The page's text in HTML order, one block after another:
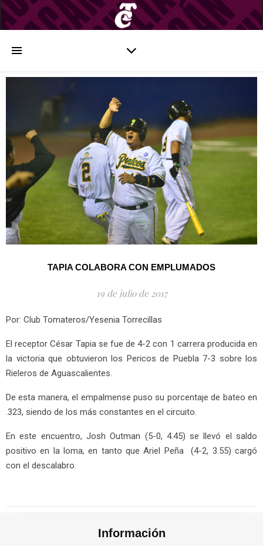
TAPIA COLABORA CON EMPLUMADOS
19 de julio de 2017
Por: Club Tomateros/Yesenia Torrecillas
El receptor César Tapia se fue de 4-2 con 1 carrera producida en
la victoria que obtuvieron los Pericos de Puebla 7-3 sobre los
Rieleros de Aguascalientes.
De esta manera, el empalmense puso su porcentaje de bateo en
.323, siendo de los más constantes en el circuito.
En este encuentro, Josh Outman (5-0, 4.45) se llevó el saldo
positivo en la loma, en tanto que Ariel Peña (4-2, 3.55) cargó
con el descalabro.
Información